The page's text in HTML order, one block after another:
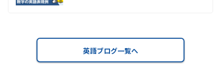
英語ブログ一覧へ